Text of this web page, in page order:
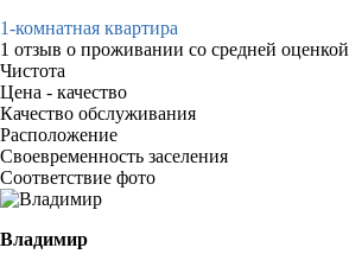
1-комнатная квартира
1 отзыв о проживании со средней оценкой
Чистота
Цена - качество
Качество обслуживания
Расположение
Своевременность заселения
Соответствие фото
Владимир